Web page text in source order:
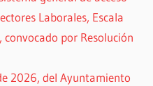
Laborales, Escala
por Resolución
2026, del Ayuntamiento